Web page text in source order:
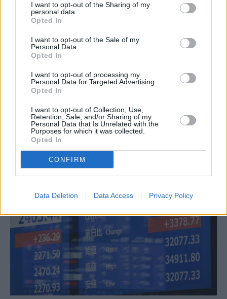
I want to opt-out of the Sharing of my
personal data.
Opted In
I want to opt-out of the Sale of my
Personal Data.
Opted In
I want to opt-out of processing my
Personal Data for Targeted Advertising.
Opted In
I want to opt-out of Collection, Use,
Retention, Sale, and/or Sharing of my
Personal Data that Is Unrelated with the
Purposes for which it was collected.
Opted In
CONFIRM
Data Deletion Data Access Privacy Policy
Wall Street: Δεύτερη εβδομάδα κερδών και νέο ιστορικό
ρεκόρ για τον S&P 500
8 Αυγούστου, 2026